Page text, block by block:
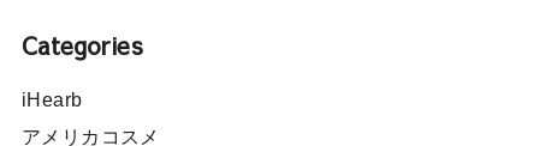
Categories
iHearb
アメリカコスメ